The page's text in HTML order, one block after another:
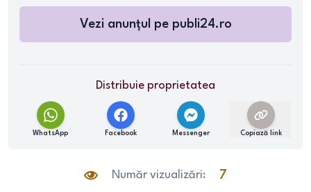
Vezi anunțul pe publi24.ro
Distribuie proprietatea
WhatsApp Facebook Messenger Copiază link
Număr vizualizări: 7